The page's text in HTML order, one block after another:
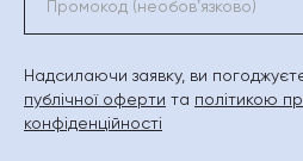
Надсилаючи заявку, ви
публічної оферти та політикою
конфіденційності